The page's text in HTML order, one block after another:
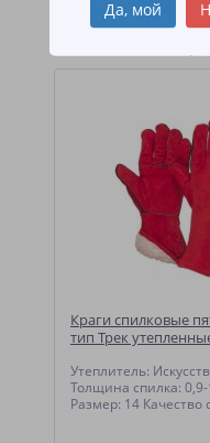
Да, мой
Краги спилковые
тип Трек
Утеплитель:
Толщина спилка:
Размер: 14 Качество